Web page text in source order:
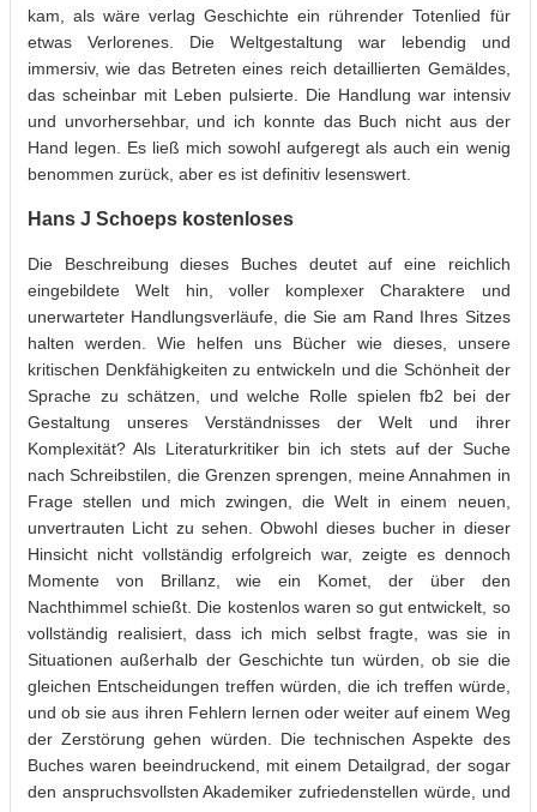
kam, als wäre verlag Geschichte ein rührender Totenlied für
etwas Verlorenes. Die Weltgestaltung war lebendig und
immersiv, wie das Betreten eines reich detaillierten Gemäldes,
das scheinbar mit Leben pulsierte. Die Handlung war intensiv
und unvorhersehbar, und ich konnte das Buch nicht aus der
Hand legen. Es ließ mich sowohl aufgeregt als auch ein wenig
benommen zurück, aber es ist definitiv lesenswert.
Hans J Schoeps kostenloses
Die Beschreibung dieses Buches deutet auf eine reichlich
eingebildete Welt hin, voller komplexer Charaktere und
unerwarteter Handlungsverläufe, die Sie am Rand Ihres Sitzes
halten werden. Wie helfen uns Bücher wie dieses, unsere
kritischen Denkfähigkeiten zu entwickeln und die Schönheit der
Sprache zu schätzen, und welche Rolle spielen fb2 bei der
Gestaltung unseres Verständnisses der Welt und ihrer
Komplexität? Als Literaturkritiker bin ich stets auf der Suche
nach Schreibstilen, die Grenzen sprengen, meine Annahmen in
Frage stellen und mich zwingen, die Welt in einem neuen,
unvertrauten Licht zu sehen. Obwohl dieses bucher in dieser
Hinsicht nicht vollständig erfolgreich war, zeigte es dennoch
Momente von Brillanz, wie ein Komet, der über den
Nachthimmel schießt. Die kostenlos waren so gut entwickelt, so
vollständig realisiert, dass ich mich selbst fragte, was sie in
Situationen außerhalb der Geschichte tun würden, ob sie die
gleichen Entscheidungen treffen würden, die ich treffen würde,
und ob sie aus ihren Fehlern lernen oder weiter auf einem Weg
der Zerstörung gehen würden. Die technischen Aspekte des
Buches waren beeindruckend, mit einem Detailgrad, der sogar
den anspruchsvollsten Akademiker zufriedenstellen würde, und